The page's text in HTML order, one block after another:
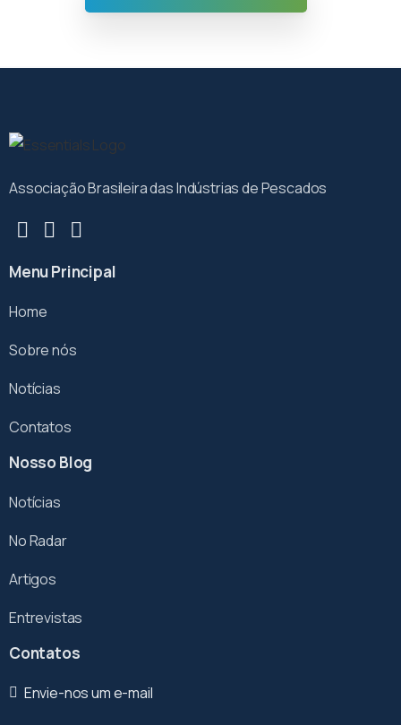
Associação Brasileira das Indústrias de Pescados
Menu Principal
Home
Sobre nós
Notícias
Contatos
Nosso Blog
Notícias
No Radar
Artigos
Entrevistas
Contatos
Envie-nos um e-mail